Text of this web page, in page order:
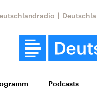
Podcasts